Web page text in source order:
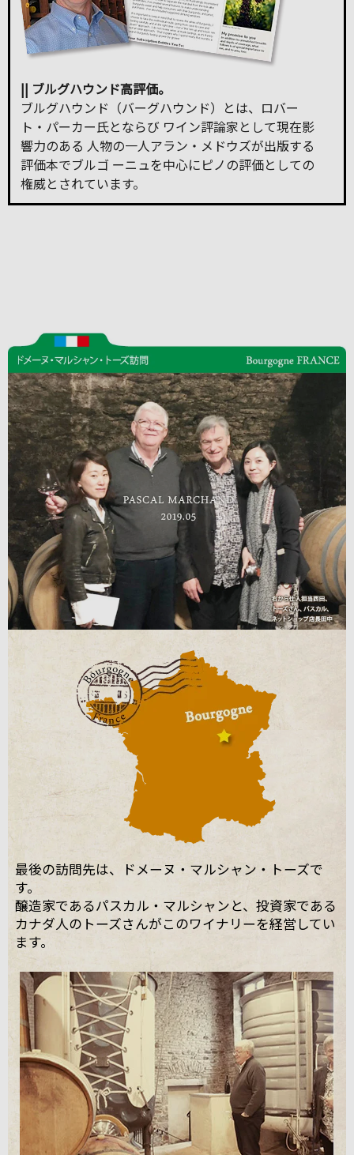
|| ブルグハウンド高評価。
ブルグハウンド（バーグハウンド）とは、ロバー
ト・パーカー氏とならび ワイン評論家として現在影
響力のある 人物の一人アラン・メドウズが出版する
評価本でブルゴ ーニュを中心にピノの評価としての
権威とされています。
最後の訪問先は、ドメーヌ・マルシャン・トーズで
す。
醸造家であるパスカル・マルシャンと、投資家である
カナダ人のトーズさんがこのワイナリーを経営してい
ます。